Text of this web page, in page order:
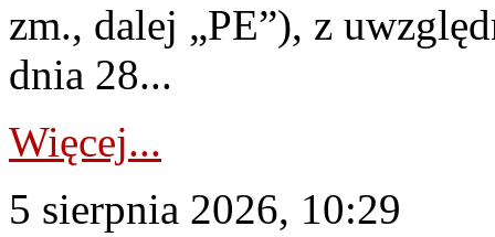
zm., dalej „PE”), z
dnia 28...
Więcej...
5 sierpnia 2026, 10:29